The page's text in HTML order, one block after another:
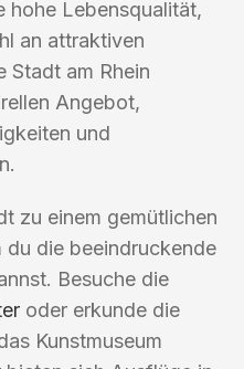
hohe Lebensqualität,
an attraktiven
Stadt am Rhein
Angebot,
und
zu einem gemütlichen
du die beeindruckende
Besuche die
oder erkunde die
Kunstmuseum